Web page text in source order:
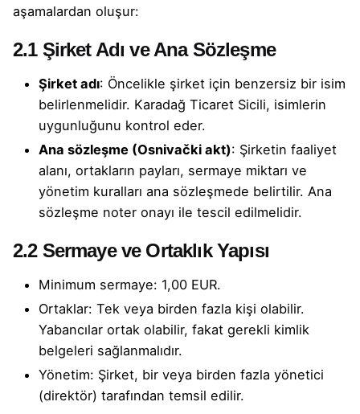
aşamalardan oluşur:
2.1 Şirket Adı ve Ana Sözleşme
Şirket adı: Öncelikle şirket için benzersiz bir isim
belirlenmelidir. Karadağ Ticaret Sicili, isimlerin
uygunluğunu kontrol eder.
Ana sözleşme (Osnivački akt): Şirketin faaliyet
alanı, ortakların payları, sermaye miktarı ve
yönetim kuralları ana sözleşmede belirtilir. Ana
sözleşme noter onayı ile tescil edilmelidir.
2.2 Sermaye ve Ortaklık Yapısı
Minimum sermaye: 1,00 EUR.
Ortaklar: Tek veya birden fazla kişi olabilir.
Yabancılar ortak olabilir, fakat gerekli kimlik
belgeleri sağlanmalıdır.
Yönetim: Şirket, bir veya birden fazla yönetici
(direktör) tarafından temsil edilir.